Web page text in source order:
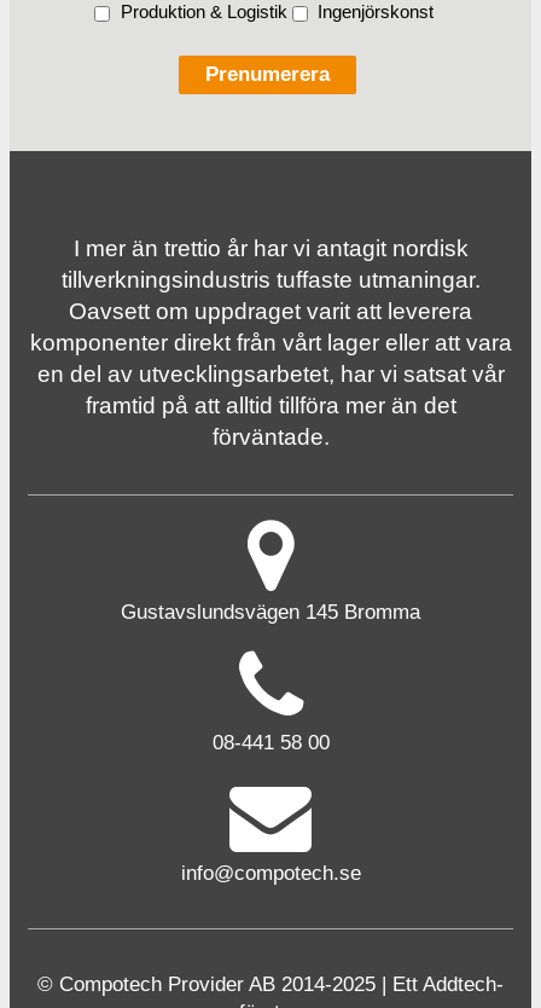
Produktion & Logistik
Ingenjörskonst
I mer än trettio år har vi antagit nordisk
tillverknings­industris tuffaste utmaningar.
Oavsett om uppdraget varit att leverera
komponenter direkt från vårt lager eller att vara
en del av utvecklingsarbetet, har vi satsat vår
framtid på att alltid tillföra mer än det
förväntade.
Gustavslundsvägen 145 Bromma
08-441 58 00
info@compotech.se
© Compotech Provider AB 2014-2025 | Ett Addtech-